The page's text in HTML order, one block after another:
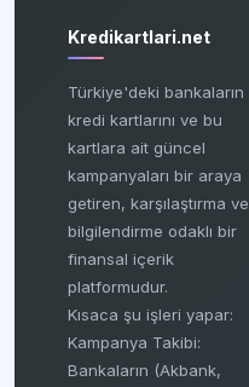
Kredikartlari.net
Türkiye'deki bankaların
kredi kartlarını ve bu
kartlara ait güncel
kampanyaları bir araya
getiren, karşılaştırma ve
bilgilendirme odaklı bir
finansal içerik
platformudur.
Kısaca şu işleri yapar:
Kampanya Takibi:
Bankaların (Akbank,